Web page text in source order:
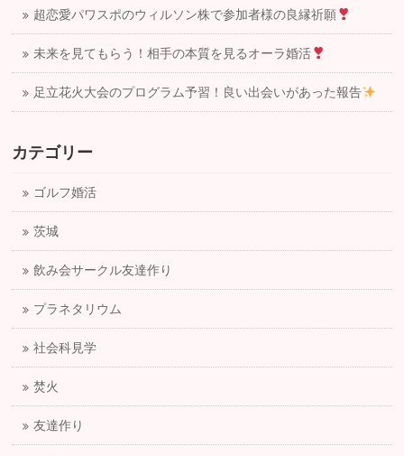
超恋愛パワスポのウィルソン株で参加者様の良縁祈願
未来を見てもらう！相手の本質を見るオーラ婚活
足立花火大会のプログラム予習！良い出会いがあった報告
カテゴリー
ゴルフ婚活
茨城
飲み会サークル友達作り
プラネタリウム
社会科見学
焚火
友達作り